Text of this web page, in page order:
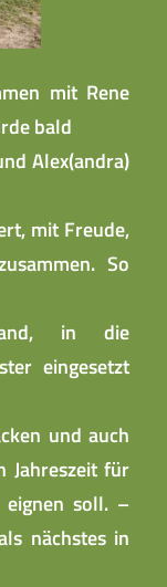
mit Rene
bald
Alex(andra)
mit Freude,
So
in die
eingesetzt
und auch
Jahreszeit für
eignen soll. –
nächstes in